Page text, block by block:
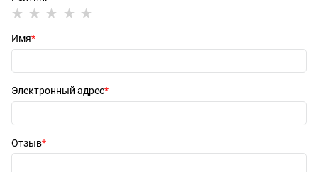
Имя
Электронный адрес
Отзыв